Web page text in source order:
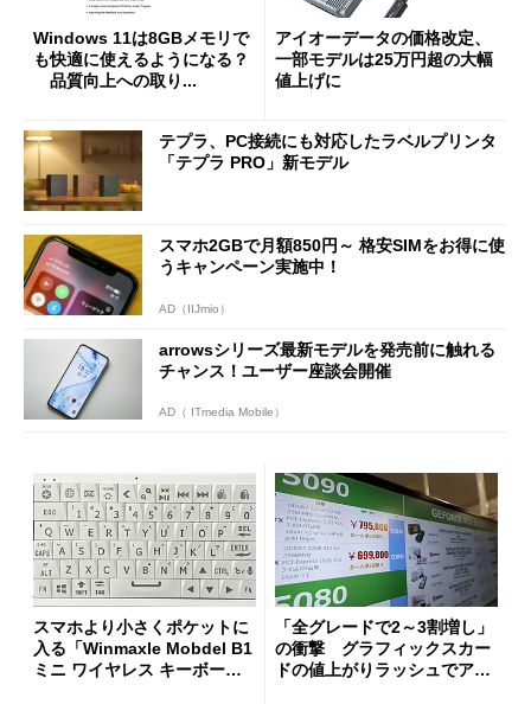
Windows 11は8GBメモリで
も快適に使えるようになる？
品質向上への取り...
アイオーデータの価格改定、
一部モデルは25万円超の大幅
値上げに
テプラ、PC接続にも対応したラベルプリンタ
「テプラ PRO」新モデル
スマホ2GBで月額850円～ 格安SIMをお得に使
うキャンペーン実施中！
AD（IIJmio）
arrowsシリーズ最新モデルを発売前に触れる
チャンス！ユーザー座談会開催
AD（ ITmedia Mobile）
スマホより小さくポケットに
入る「Winmaxle Mobdel B1
ミニ ワイヤレス キーボー
「全グレードで2～3割増し」
の衝撃 グラフィックスカー
ドの値上がりラッシュでアキ